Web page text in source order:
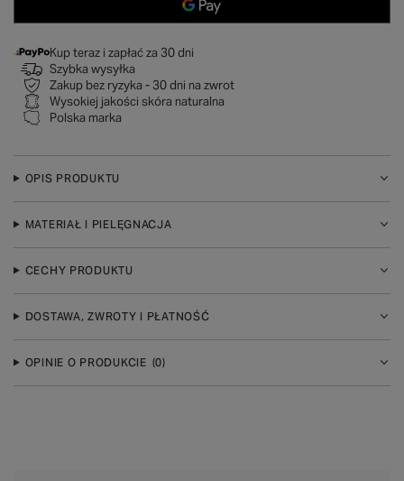
Kup teraz i zapłać za 30 dni
Szybka wysyłka
Zakup bez ryzyka - 30 dni na zwrot
Wysokiej jakości skóra naturalna
Polska marka
OPIS PRODUKTU
MATERIAŁ I PIELĘGNACJA
CECHY PRODUKTU
DOSTAWA, ZWROTY I PŁATNOŚĆ
OPINIE O PRODUKCIE (0)